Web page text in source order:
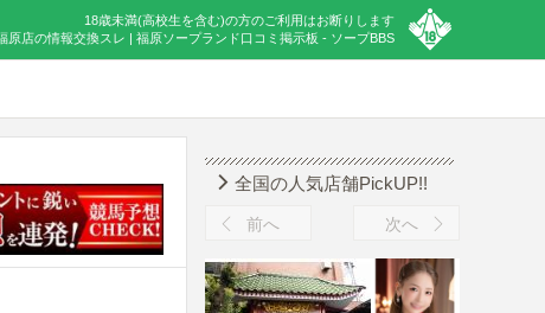
18歳未満(高校生を含む)の方のご利用はお断りします
原店の情報交換スレ | 福原ソープランド口コミ掲示板 - ソープBBS
全国の人気店舗PickUP!!
前へ 次へ